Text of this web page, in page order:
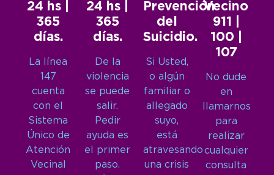
24 hs |
365
días.
La línea
147
cuenta
con el
Sistema
Único de
Atención
Vecinal
24 hs |
365
días.
De la
violencia
se puede
salir.
Pedir
ayuda es
el primer
paso.
Prevención
del
Suicidio.
Si Usted,
o algún
familiar o
allegado
suyo,
está
atravesando
una crisis
Vecino
911 |
100 |
107
No dude
en
llamarnos
para
realizar
cualquier
consulta